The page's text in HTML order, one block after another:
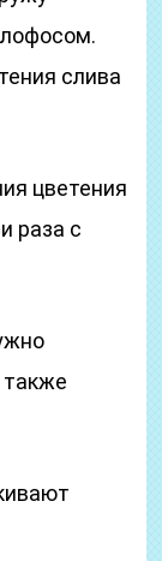
слива
цветения
раза с
также